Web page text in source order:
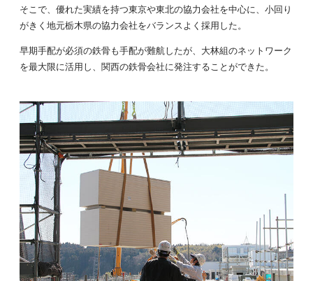
そこで、優れた実績を持つ東京や東北の協力会社を中心に、小回り
がきく地元栃木県の協力会社をバランスよく採用した。
早期手配が必須の鉄骨も手配が難航したが、大林組のネットワーク
を最大限に活用し、関西の鉄骨会社に発注することができた。